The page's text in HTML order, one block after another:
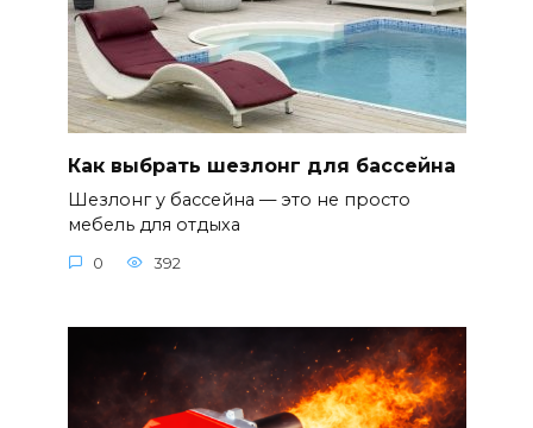
Как выбрать шезлонг для бассейна
Шезлонг у бассейна — это не просто
мебель для отдыха
0 392